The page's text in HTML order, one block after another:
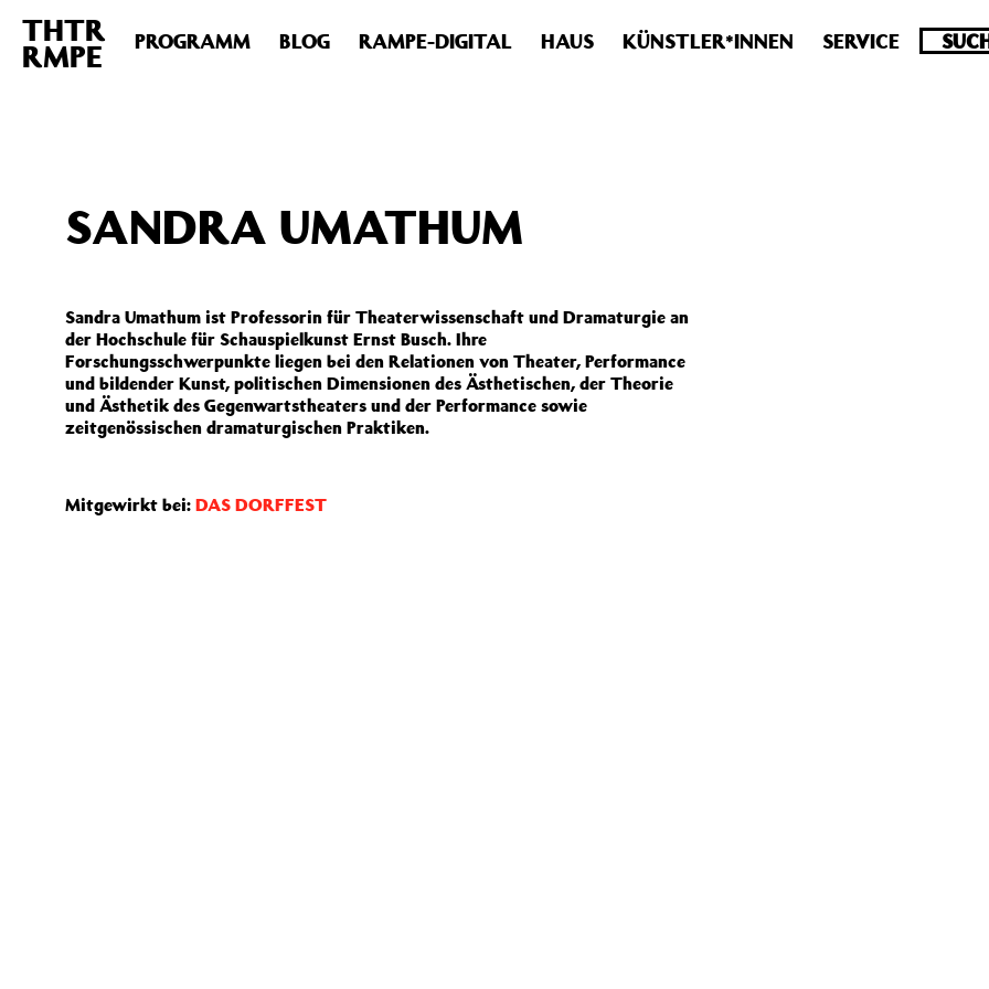
Deprecated : Die Funktion post_permalink ist seit Version 4.4.0 veraltet! Verwende stattdessen get_permalink(). in /
includes/functions.phpon line6031
THTR
RMPE PROGRAMM BLOG RAMPE-DIGITAL HAUS KÜNSTLER*INNEN SERVICE
SANDRA UMATHUM
Sandra Umathum ist Professorin für Theaterwissenschaft und Dramaturgie an
der Hochschule für Schauspielkunst Ernst Busch. Ihre
Forschungsschwerpunkte liegen bei den Relationen von Theater, Performance
und bildender Kunst, politischen Dimensionen des Ästhetischen, der Theorie
und Ästhetik des Gegenwartstheaters und der Performance sowie
zeitgenössischen dramaturgischen Praktiken.
Mitgewirkt bei: DAS DORFFEST